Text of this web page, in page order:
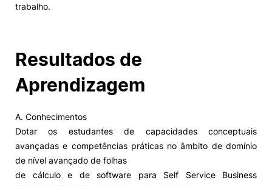
trabalho.
Resultados de
Aprendizagem
A. Conhecimentos
Dotar os estudantes de capacidades conceptuais
avançadas e competências práticas no âmbito de domínio
de nível avançado de folhas
de cálculo e de software para Self Service Business